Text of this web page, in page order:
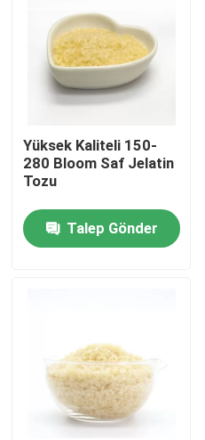
Bizim Hakkımızda
Yüksek Kaliteli 150-
280 Bloom Saf Jelatin
Tozu
Talep Gönder